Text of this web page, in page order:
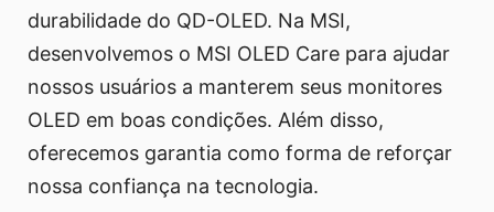
durabilidade do QD-OLED. Na MSI,
desenvolvemos o MSI OLED Care para ajudar
nossos usuários a manterem seus monitores
OLED em boas condições. Além disso,
oferecemos garantia como forma de reforçar
nossa confiança na tecnologia.